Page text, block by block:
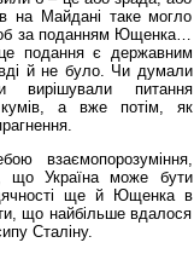
на Майдані таке могло
за поданням Ющенка…
подання є державним
й не було. Чи думали
питання
а вже потім, як
взаємопорозуміння,
що Україна може бути
ще й Ющенка в
що найбільше вдалося
Сталіну.